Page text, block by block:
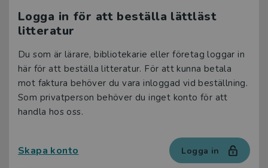
Logga in för att beställa lättläst
litteratur
Du som är lärare, bibliotekarie eller företag loggar in
här för att beställa litteratur. För att kunna betala
mot faktura behöver du vara inloggad vid beställning.
Som privatperson behöver du inget konto för att
handla hos oss.
Skapa konto Logga in